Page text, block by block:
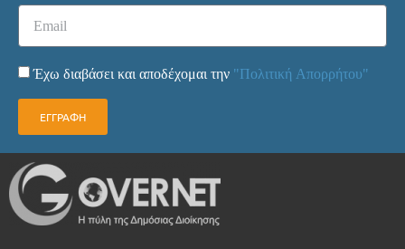
Έχω διαβάσει και αποδέχομαι την "Πολιτική Απορρήτου"
ΕΓΓΡΑΦΗ